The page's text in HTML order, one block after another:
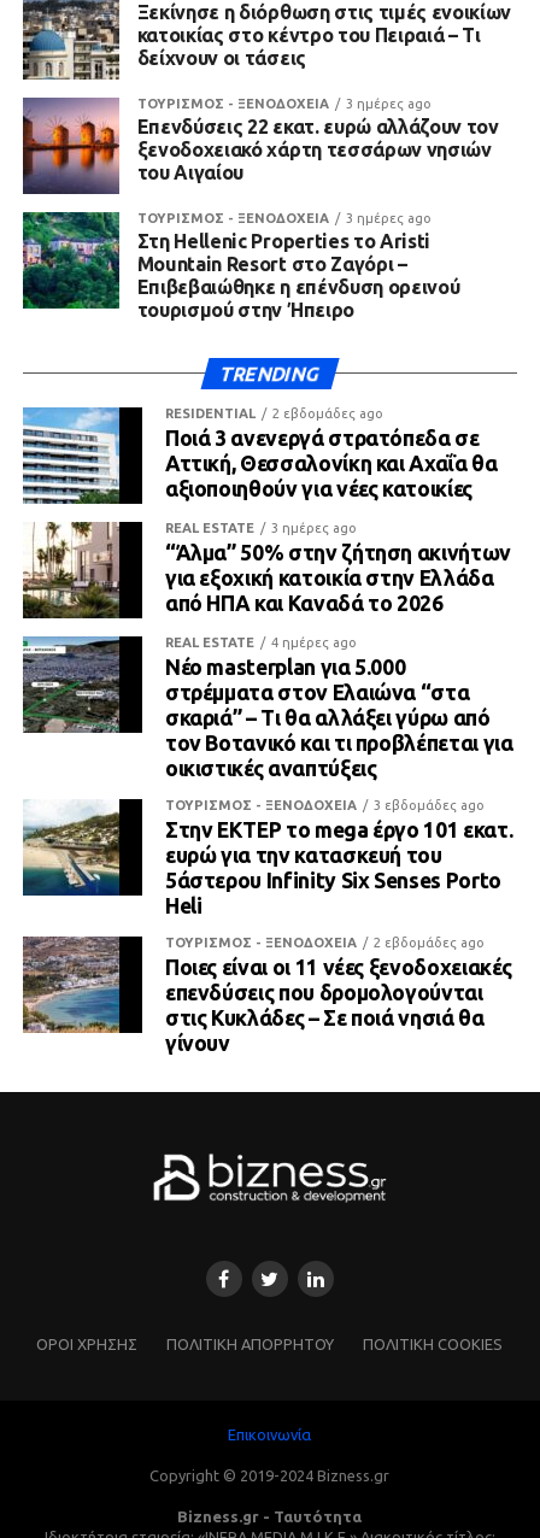
Ξεκίνησε η διόρθωση στις τιμές ενοικίων
κατοικίας στο κέντρο του Πειραιά – Τι
δείχνουν οι τάσεις
ΤΟΥΡΙΣΜΟΣ - ΞΕΝΟΔΟΧΕΙΑ 3 ημέρες ago
Επενδύσεις 22 εκατ. ευρώ αλλάζουν τον
ξενοδοχειακό χάρτη τεσσάρων νησιών
του Αιγαίου
ΤΟΥΡΙΣΜΟΣ - ΞΕΝΟΔΟΧΕΙΑ 3 ημέρες ago
Στη Hellenic Properties το Aristi
Mountain Resort στο Ζαγόρι –
Επιβεβαιώθηκε η επένδυση ορεινού
τουρισμού στην Ήπειρο
TRENDING
RESIDENTIAL 2 εβδομάδες ago
Ποιά 3 ανενεργά στρατόπεδα σε
Αττική, Θεσσαλονίκη και Αχαΐα θα
αξιοποιηθούν για νέες κατοικίες
REAL ESTATE 3 ημέρες ago
“Άλμα” 50% στην ζήτηση ακινήτων
για εξοχική κατοικία στην Ελλάδα
από ΗΠΑ και Καναδά το 2026
REAL ESTATE 4 ημέρες ago
Νέο masterplan για 5.000
στρέμματα στον Ελαιώνα “στα
σκαριά” – Τι θα αλλάξει γύρω από
τον Βοτανικό και τι προβλέπεται για
οικιστικές αναπτύξεις
ΤΟΥΡΙΣΜΟΣ - ΞΕΝΟΔΟΧΕΙΑ 3 εβδομάδες ago
Στην ΕΚΤΕΡ το mega έργο 101 εκατ.
ευρώ για την κατασκευή του
5άστερου Infinity Six Senses Porto
Heli
ΤΟΥΡΙΣΜΟΣ - ΞΕΝΟΔΟΧΕΙΑ 2 εβδομάδες ago
Ποιες είναι οι 11 νέες ξενοδοχειακές
επενδύσεις που δρομολογούνται
στις Κυκλάδες – Σε ποιά νησιά θα
γίνουν
ΌΡΟΙ ΧΡΗΣΗΣ ΠΟΛΙΤΙΚΗ ΑΠΟΡΡΗΤΟΥ ΠΟΛΙΤΙΚΗ COOKIES
Επικοινωνία
Copyright © 2019-2024 Bizness.gr
Bizness.gr - Ταυτότητα